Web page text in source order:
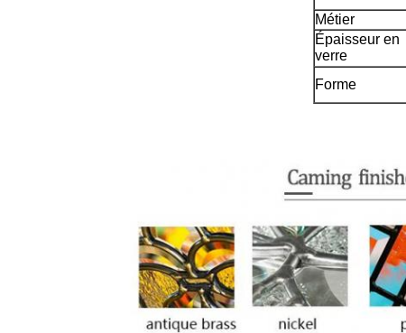
Métier
Épaisseur en
verre
Forme